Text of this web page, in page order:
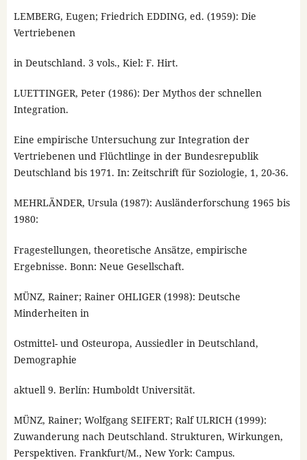
LEMBERG, Eugen; Friedrich EDDING, ed. (1959): Die
Vertriebenen
in Deutschland. 3 vols., Kiel: F. Hirt.
LUETTINGER, Peter (1986): Der Mythos der schnellen
Integration.
Eine empirische Untersuchung zur Integration der
Vertriebenen und Flüchtlinge in der Bundesrepublik
Deutschland bis 1971. In: Zeitschrift für Soziologie, 1, 20-36.
MEHRLÄNDER, Ursula (1987): Ausländerforschung 1965 bis
1980:
Fragestellungen, theoretische Ansätze, empirische
Ergebnisse. Bonn: Neue Gesellschaft.
MÜNZ, Rainer; Rainer OHLIGER (1998): Deutsche
Minderheiten in
Ostmittel- und Osteuropa, Aussiedler in Deutschland,
Demographie
aktuell 9. Berlín: Humboldt Universität.
MÜNZ, Rainer; Wolfgang SEIFERT; Ralf ULRICH (1999):
Zuwanderung nach Deutschland. Strukturen, Wirkungen,
Perspektiven. Frankfurt/M., New York: Campus.